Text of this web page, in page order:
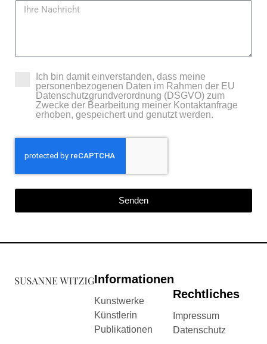
Ich bin damit einverstanden, dass meine
personenbezogenen Daten im Rahmen der EU
Datenschutzgrundverordnung (DSGVO) zum
Zwecke der Bearbeitung meiner Kontaktanfrage
erhoben, gespeichert und genutzt werden.
Senden
Informationen
Kunstwerke
Künstlerin
Publikationen
Rechtliches
Impressum
Datenschutz